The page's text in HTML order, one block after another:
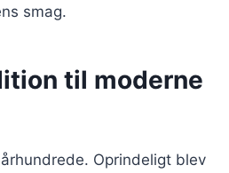
smag.
til moderne
Oprindeligt blev